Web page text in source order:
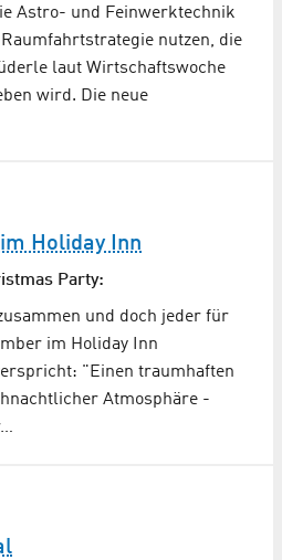
Astro- und Feinwerktechnik
nutzen, die
laut Wirtschaftswoche
wird. Die neue
Holiday Inn
Party:
und doch jeder für
im Holiday Inn
"Einen traumhaften
Atmosphäre -